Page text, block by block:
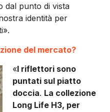
dal punto di vista
identità per
del mercato?
«I riflettori sono
puntati sul piatto
doccia. La collezione
Long Life H3, per